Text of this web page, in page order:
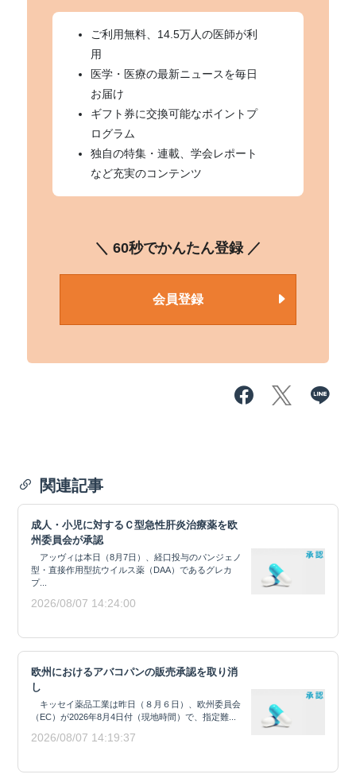
ご利用無料、14.5万人の医師が利
用
医学・医療の最新ニュースを毎日
お届け
ギフト券に交換可能なポイントプ
ログラム
独自の特集・連載、学会レポート
など充実のコンテンツ
＼ 60秒でかんたん登録 ／
会員登録
関連記事
成人・小児に対するＣ型急性肝炎治療薬を欧
州委員会が承認
アッヴィは本日（8月7日）、経口投与のパンジェノ
型・直接作用型抗ウイルス薬（DAA）であるグレカ
プ...
2026/08/07 14:24:00
欧州におけるアバコパンの販売承認を取り消
し
キッセイ薬品工業は昨日（８月６日）、欧州委員会
（EC）が2026年8月4日付（現地時間）で、指定難...
2026/08/07 14:19:37